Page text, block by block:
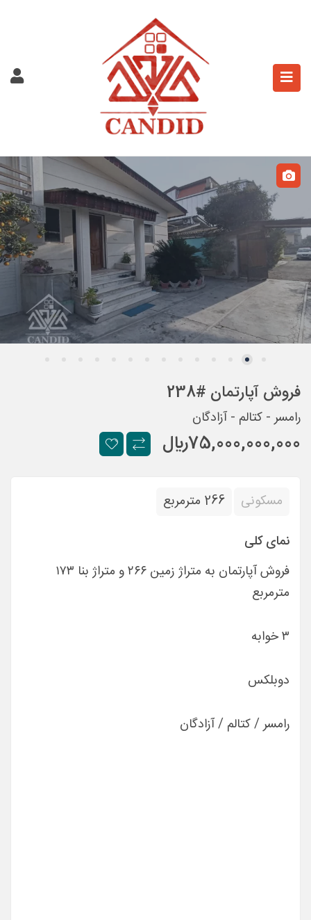
فروش آپارتمان #238
رامسر - کتالم - آزادگان
75,000,000,000ريال
مسکونی
266 مترمربع
نمای کلی
فروش آپارتمان به متراژ زمین ٢۶۶ و متراژ بنا ١٧٣
مترمربع
٣ خوابه
دوبلکس
رامسر / کتالم / آزادگان